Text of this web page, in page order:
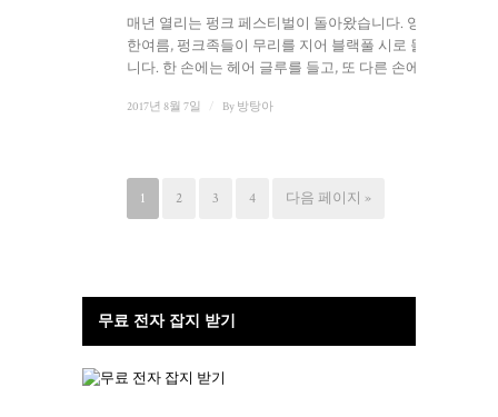
매년 열리는 펑크 페스티벌이 돌아왔습니다. 영국의
한여름, 펑크족들이 무리를 지어 블랙풀 시로 몰려듭
니다. 한 손에는 헤어 글루를 들고, 또 다른 손에는...
2017년 8월 7일 By 방탕아
1 2 3 4 다음 페이지 »
무료 전자 잡지 받기